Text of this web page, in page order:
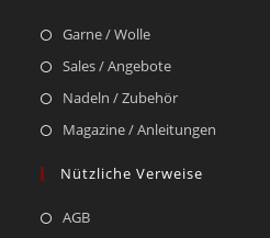
Garne / Wolle
Sales / Angebote
Nadeln / Zubehör
Magazine / Anleitungen
Nützliche Verweise
AGB